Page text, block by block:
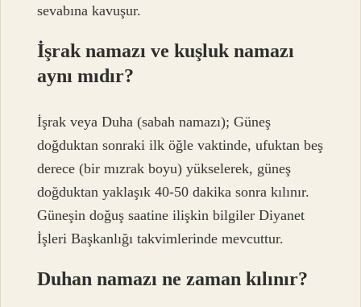
sevabına kavuşur.
İşrak namazı ve kuşluk namazı
aynı mıdır?
İşrak veya Duha (sabah namazı); Güneş
doğduktan sonraki ilk öğle vaktinde, ufuktan beş
derece (bir mızrak boyu) yükselerek, güneş
doğduktan yaklaşık 40-50 dakika sonra kılınır.
Güneşin doğuş saatine ilişkin bilgiler Diyanet
İşleri Başkanlığı takvimlerinde mevcuttur.
Duhan namazı ne zaman kılınır?